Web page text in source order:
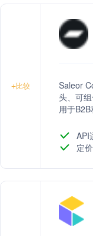
+比较
Saleor
头、可
用于
API
定